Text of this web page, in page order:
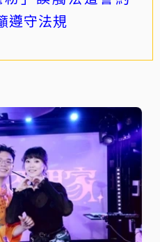
遵守法規